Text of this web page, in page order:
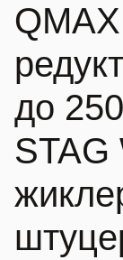
до
STAG